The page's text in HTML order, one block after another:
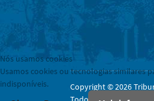
Copyright © 2026
Nós usamos cookies
Usamos cookies ou tecnologias similares
indisponíveis.